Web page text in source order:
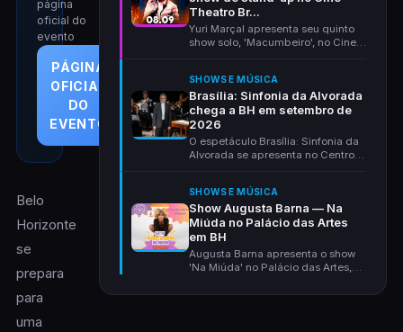
página
oficial do
evento
PÁGINA
OFICIAL
DO
EVENTO
Belo
Horizonte
se
prepara
para
uma
Theatro Br...
Yuri Marçal apresenta seu quinto
show solo, 'Macumbeiro', no Cine
SHOWS E MÚSICA
Brasília: Sinfonia da Alvorada
chega a BH em setembro de
2026
O espetáculo Brasília: Sinfonia da
Alvorada se apresenta no Centro
SHOWS E MÚSICA
Show Augusta Barna — Na
Miúda no Palácio das Artes
em BH
Augusta Barna apresenta o show
'Na Miúda' no Palácio das Artes,